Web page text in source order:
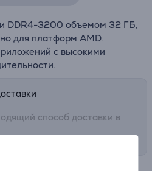
DDR4-3200 объемом 32 ГБ,
для платформ AMD.
с высокими
способ доставки в